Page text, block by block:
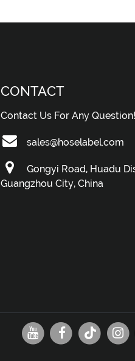
CONTACT
Contact Us For Any Question!
sales@hoselabel.com
Gongyi Road, Huadu
Guangzhou City, China